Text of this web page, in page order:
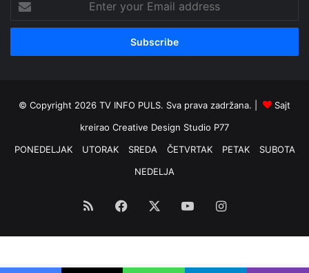
your
Email
© Copyright 2026 TV INFO PULS. Sva prava zadržana. |
Sajt
kreirao Creative Design Studio P77
PONEDELJAK
UTORAK SREDA ČETVRTAK PETAK
SUBOTA
NEDELJA
RSS Facebook YouTubeInstagram